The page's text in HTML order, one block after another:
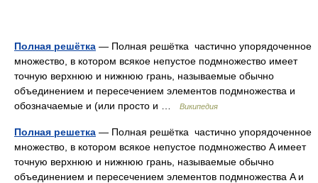
Полная решётка — Полная решётка частично упорядоченное
множество, в котором всякое непустое подмножество имеет
точную верхнюю и нижнюю грань, называемые обычно
объединением и пересечением элементов подмножества и
обозначаемые и (или просто и …
Википедия
Полная решетка — Полная решётка частично упорядоченное
множество, в котором всякое непустое подмножество A имеет
точную верхнюю и нижнюю грань, называемые обычно
объединением и пересечением элементов подмножества A и